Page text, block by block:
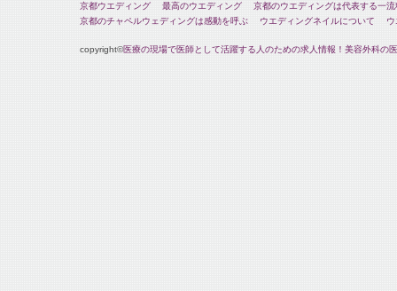
京都ウエディング
最高のウエディング
京都のウエディングは代表する一
京都のチャペルウェディングは感動を呼ぶ
ウエディングネイルについて
copyright©医療の現場で医師として活躍する人のための求人情報！美容外科の